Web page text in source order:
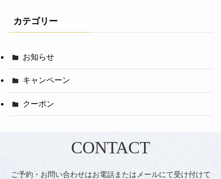
カテゴリー
お知らせ
キャンペーン
クーポン
CONTACT
ご予約・お問い合わせはお電話またはメールにて受け付けて